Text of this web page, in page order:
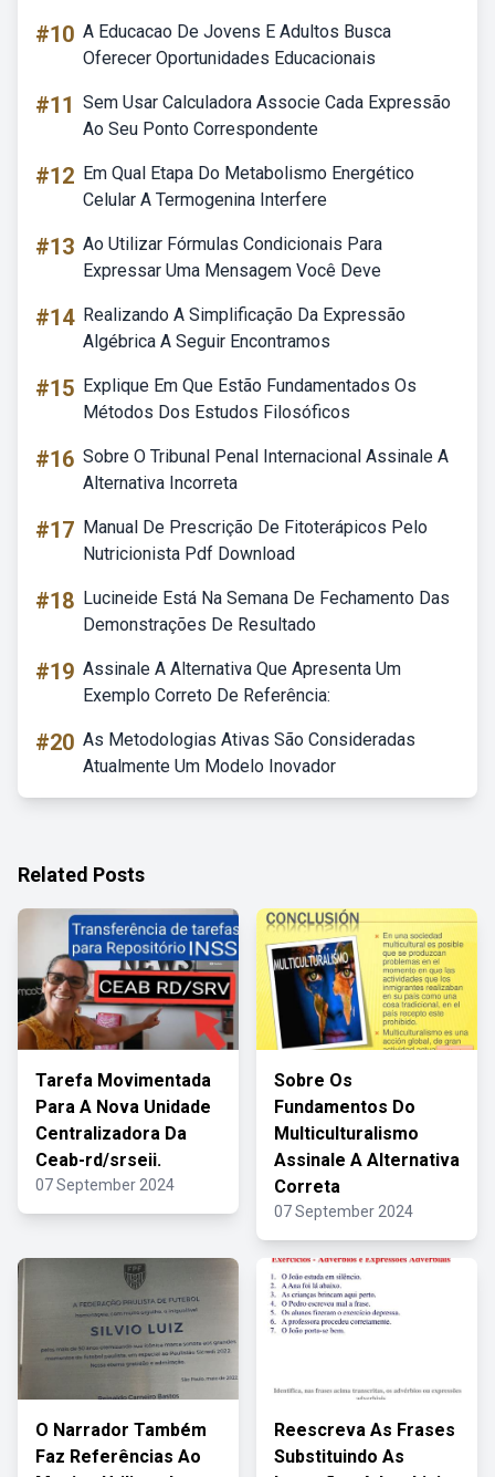
#10 A Educacao De Jovens E Adultos Busca
Oferecer Oportunidades Educacionais
#11 Sem Usar Calculadora Associe Cada Expressão
Ao Seu Ponto Correspondente
#12 Em Qual Etapa Do Metabolismo Energético
Celular A Termogenina Interfere
#13 Ao Utilizar Fórmulas Condicionais Para
Expressar Uma Mensagem Você Deve
#14 Realizando A Simplificação Da Expressão
Algébrica A Seguir Encontramos
#15 Explique Em Que Estão Fundamentados Os
Métodos Dos Estudos Filosóficos
#16 Sobre O Tribunal Penal Internacional Assinale A
Alternativa Incorreta
#17 Manual De Prescrição De Fitoterápicos Pelo
Nutricionista Pdf Download
#18 Lucineide Está Na Semana De Fechamento Das
Demonstrações De Resultado
#19 Assinale A Alternativa Que Apresenta Um
Exemplo Correto De Referência:
#20 As Metodologias Ativas São Consideradas
Atualmente Um Modelo Inovador
Related Posts
Tarefa Movimentada
Para A Nova Unidade
Centralizadora Da
Ceab-rd/srseii.
07 September 2024
Sobre Os
Fundamentos Do
Multiculturalismo
Assinale A Alternativa
Correta
07 September 2024
O Narrador Também
Faz Referências Ao
Reescreva As Frases
Substituindo As